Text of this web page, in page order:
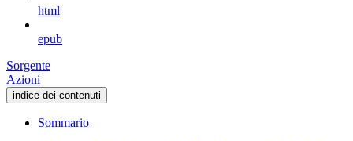
html
epub
Sorgente
Azioni
indice dei contenuti
Sommario